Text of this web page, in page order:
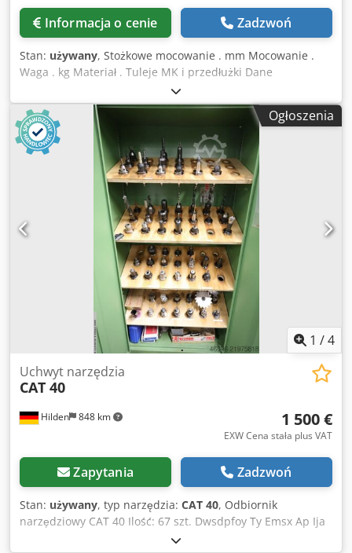
Informacja o cenie Zadzwoń
Stan: używany, Stożkowe mocowanie . mm Mocowanie .
Waga . kg Materiał . Tuleje MK i przedłużki Dane
techniczne pochodzą od producenta lub operatora i
dlatego są dla nas niewiążące. Sprzedaż pośrednia
zastrzeżona; obowiązują wyłącznie nasze warunki
handlowe i sprzedażowe. O nas ponad 400 własnych
maszyn na magazynie ponad 15 000 m² powierzchni
magazynowej, udźwig suwnic 70 t ponad 10 000 artykułów
wyposażenia do Twojego warsztatu Chcesz sprzedać
maszyny, linie produkcyjne lub firmę – skontaktuj się z
nami. Więcej ofert znajdziesz na naszej stronie
internetowej. Dedpfx Ajzdu S Hop Ijwa Oględziny możliwe
po uzgodnieniu. Cieszymy się na Twoją wizytę. Zespół
Ogłoszenia
1 /4
Hilden 848 km
Uchwyt narzędzia
CAT 40
1 500 €
EXW Cena stała plus VAT
Zapytania Zadzwoń
Stan: używany, typ narzędzia: CAT 40, Odbiornik
narzędziowy CAT 40 Ilość: 67 szt. Dwsdpfoy Ty Emsx Ap Ija